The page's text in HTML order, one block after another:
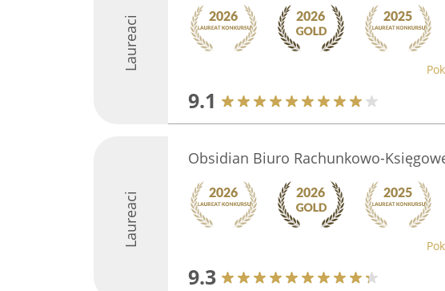
Laureaci
9.1
Laureaci
Obsidian Biuro Rachunkowo-
9.3